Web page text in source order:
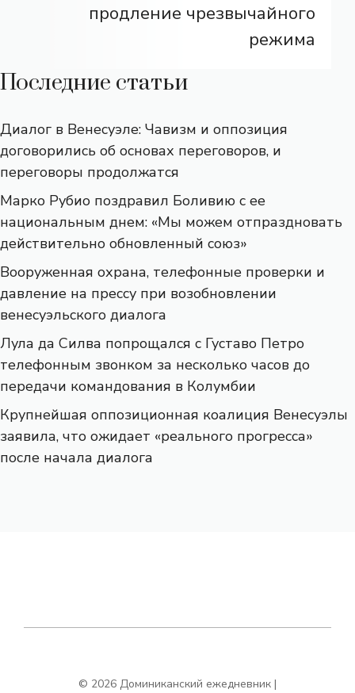
продление чрезвычайного
режима
Последние статьи
Диалог в Венесуэле: Чавизм и оппозиция
договорились об основах переговоров, и
переговоры продолжатся
Марко Рубио поздравил Боливию с ее
национальным днем: «Мы можем отпраздновать
действительно обновленный союз»
Вооруженная охрана, телефонные проверки и
давление на прессу при возобновлении
венесуэльского диалога
Лула да Силва попрощался с Густаво Петро
телефонным звонком за несколько часов до
передачи командования в Колумбии
Крупнейшая оппозиционная коалиция Венесуэлы
заявила, что ожидает «реального прогресса»
после начала диалога
© 2026 Доминиканский ежедневник |